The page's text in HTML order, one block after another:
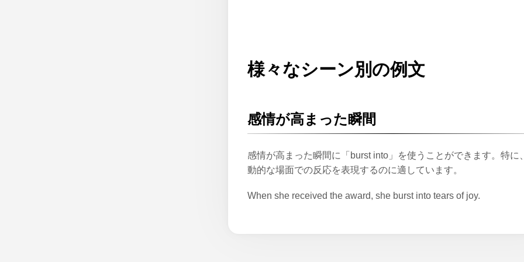
様々なシーン別の例文
感情が高まった瞬間
感情が高まった瞬間に「burst into」を使うことができます。特に
動的な場面での反応を表現するのに適しています。
When she received the award, she burst into tears of joy.